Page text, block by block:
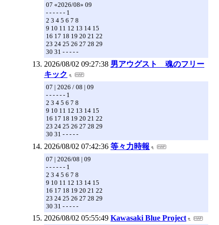
07 «2026/08» 09
- - - - - - 1
2 3 4 5 6 7 8
9 10 11 12 13 14 15
16 17 18 19 20 21 22
23 24 25 26 27 28 29
30 31 - - - - -
2026/08/02 09:27:38 男アウグスト 魂のフリー
キック
07 | 2026 / 08 | 09
- - - - - - 1
2 3 4 5 6 7 8
9 10 11 12 13 14 15
16 17 18 19 20 21 22
23 24 25 26 27 28 29
30 31 - - - - -
2026/08/02 07:42:36 等々力時報
07 | 2026/08 | 09
- - - - - - 1
2 3 4 5 6 7 8
9 10 11 12 13 14 15
16 17 18 19 20 21 22
23 24 25 26 27 28 29
30 31 - - - - -
2026/08/02 05:55:49 Kawasaki Blue Project